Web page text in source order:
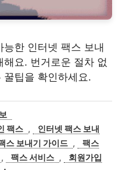
한 인터넷 팩스 보내
요. 번거로운 절차 없
꿀팁을 확인하세요.
팩스 ,
인터넷 팩스 보내
스 보내기 가이드 ,
팩스
, 팩스 서비스 ,
회원가입